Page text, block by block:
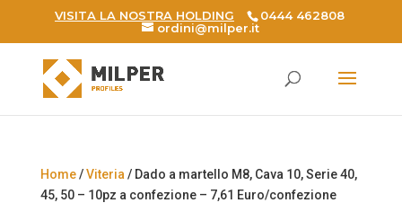
VISITA LA NOSTRA HOLDING
0444 462808
ordini@milper.it
Products
search
Home/Viteria / Dado a martello M8, Cava 10, Serie 40,
45, 50 – 10pz a confezione – 7,61 Euro/confezione